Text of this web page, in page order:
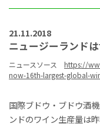
21.11.2018
ニュージーランド
ニュースソース https://
now-16th-largest-global-
国際ブドウ・ブドウ酒
ンドのワイン生産量は